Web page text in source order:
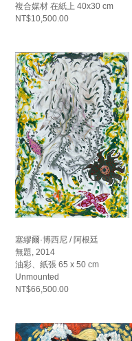
複合媒材 在紙上 40x30 cm
NT$10,500.00
塞繆爾·博西尼 / 阿根廷
無題, 2014
油彩、紙張 65 x 50 cm
Unmounted
NT$66,500.00